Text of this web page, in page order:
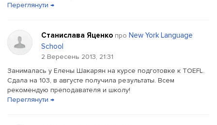
Переглянути →
Станислава Яценко про New York Language
School
2 Вересень 2013, 21:31
Занималась у Елены Шакарян на курсе подготовке к TOEFL.
Сдала на 103, в августе получила результаты. Всем
рекомендую преподавателя и школу!
Переглянути →